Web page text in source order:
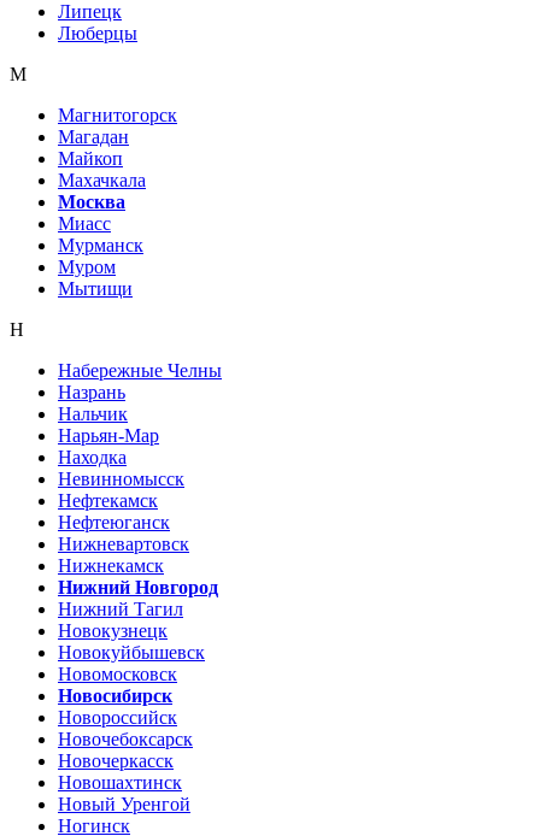
Липецк
Люберцы
М
Магнитогорск
Магадан
Майкоп
Махачкала
Москва
Миасс
Мурманск
Муром
Мытищи
Н
Набережные Челны
Назрань
Нальчик
Нарьян-Мар
Находка
Невинномысск
Нефтекамск
Нефтеюганск
Нижневартовск
Нижнекамск
Нижний Новгород
Нижний Тагил
Новокузнецк
Новокуйбышевск
Новомосковск
Новосибирск
Новороссийск
Новочебоксарск
Новочеркасск
Новошахтинск
Новый Уренгой
Ногинск